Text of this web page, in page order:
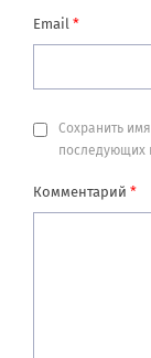
Email *
Сохранить
последующих
Комментарий *